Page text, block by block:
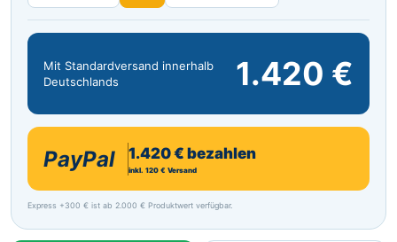
Mit Standardversand innerhalb
Deutschlands
1.420 €
PayPal 1.420 € bezahlen
inkl. 120 € Versand
Express +300 € ist ab 2.000 € Produktwert verfügbar.